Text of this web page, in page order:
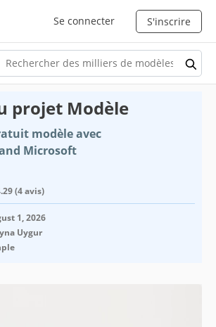
Se connecter S'inscrire
projet Modèle
modèle avec
Microsoft
(4 avis)
1, 2026
Uygur